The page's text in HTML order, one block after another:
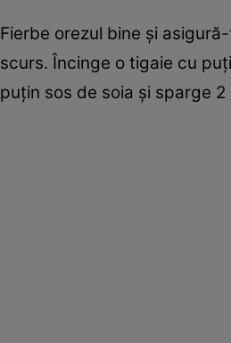
Fierbe orezul bine şi
scurs. Încinge o tigaie cu
puţin sos de soia şi sparge